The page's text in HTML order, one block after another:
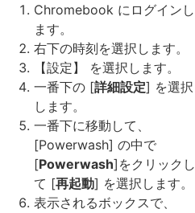
Chromebook にログインし
ます。
右下の時刻を選択します。
【設定】 を選択します。
一番下の [詳細設定] を選択
します。
一番下に移動して、
[Powerwash] の中で
[Powerwash]をクリックし
て [再起動] を選択します。
表示されるボックスで、